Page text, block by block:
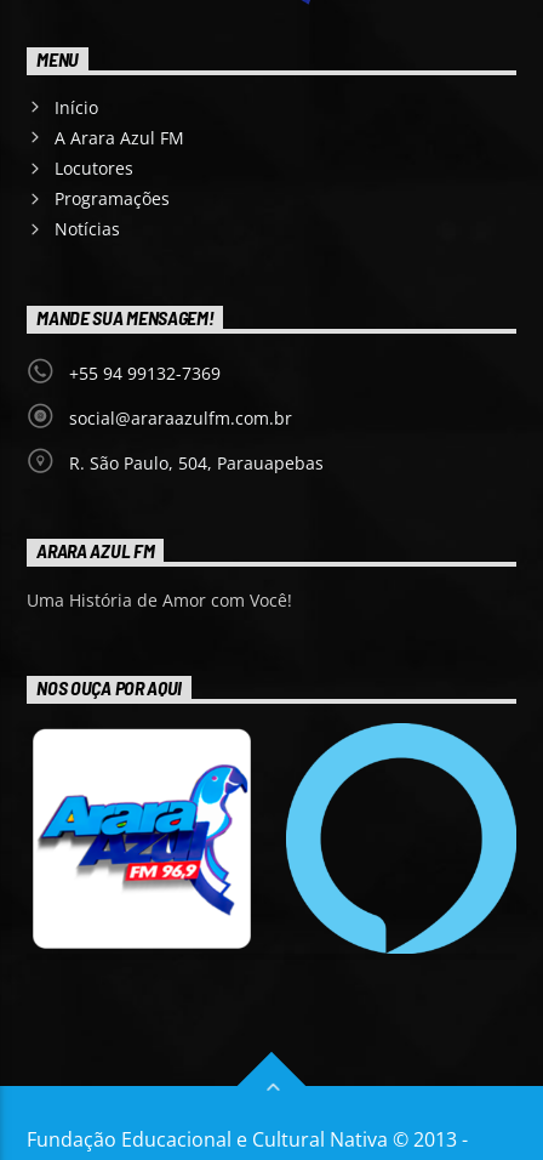
MENU
Início
A Arara Azul FM
Locutores
Programações
Notícias
MANDE SUA MENSAGEM!
+55 94 99132-7369
social@araraazulfm.com.br
R. São Paulo, 504, Parauapebas
ARARA AZUL FM
Uma História de Amor com Você!
NOS OUÇA POR AQUI
Fundação Educacional e Cultural Nativa © 2013 -